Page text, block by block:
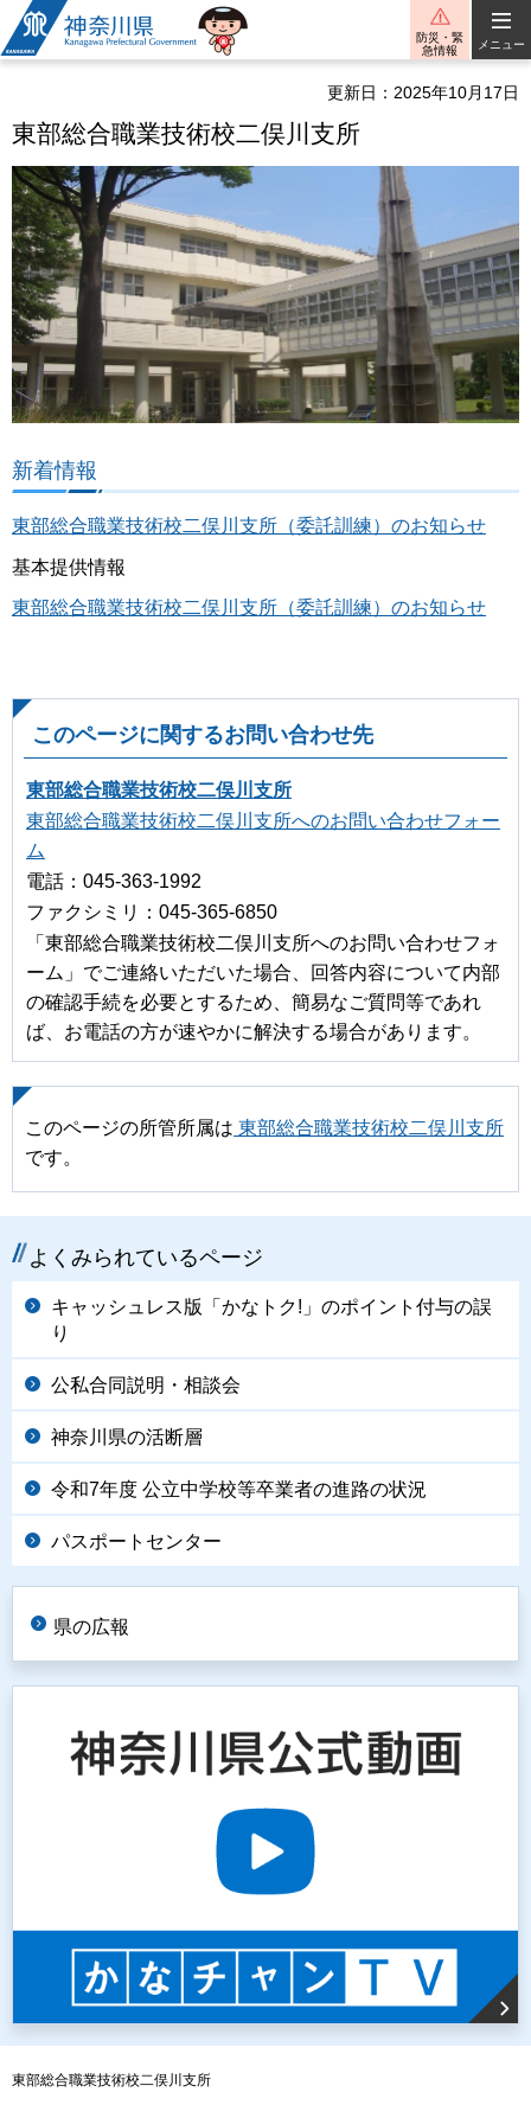
神奈川県
防災・緊
急情報
メニュー
更新日：2025年10月17日
東部総合職業技術校二俣川支所
新着情報
東部総合職業技術校二俣川支所（委託訓練）のお知らせ
基本提供情報
東部総合職業技術校二俣川支所（委託訓練）のお知らせ
このページに関するお問い合わせ先
東部総合職業技術校二俣川支所
東部総合職業技術校二俣川支所へのお問い合わせフォー
ム
電話：045-363-1992
ファクシミリ：045-365-6850
「東部総合職業技術校二俣川支所へのお問い合わせフォ
ーム」でご連絡いただいた場合、回答内容について内部
の確認手続を必要とするため、簡易なご質問等であれ
ば、お電話の方が速やかに解決する場合があります。
このページの所管所属は 東部総合職業技術校二俣川支所
です。
よくみられているページ
キャッシュレス版「かなトク!」のポイント付与の誤
り
公私合同説明・相談会
神奈川県の活断層
令和7年度 公立中学校等卒業者の進路の状況
パスポートセンター
県の広報
東部総合職業技術校二俣川支所